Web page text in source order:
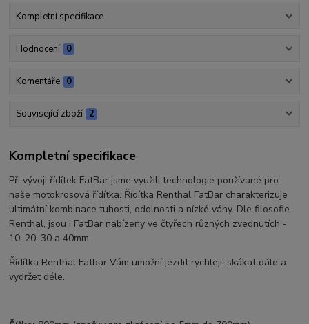
Kompletní specifikace
Hodnocení 0
Komentáře 0
Související zboží 2
Kompletní specifikace
Při vývoji řídítek FatBar jsme využili technologie používané pro
naše motokrosová řídítka. Řídítka Renthal FatBar charakterizuje
ultimátní kombinace tuhosti, odolnosti a nízké váhy. Dle filosofie
Renthal, jsou i FatBar nabízeny ve čtyřech různých zvednutích -
10, 20, 30 a 40mm.
Řídítka Renthal Fatbar Vám umožní jezdit rychleji, skákat dále a
vydržet déle.